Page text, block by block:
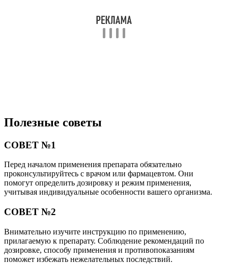
Полезные советы
СОВЕТ №1
Перед началом применения препарата обязательно
проконсультируйтесь с врачом или фармацевтом. Они
помогут определить дозировку и режим применения,
учитывая индивидуальные особенности вашего организма.
СОВЕТ №2
Внимательно изучите инструкцию по применению,
прилагаемую к препарату. Соблюдение рекомендаций по
дозировке, способу применения и противопоказаниям
поможет избежать нежелательных последствий.